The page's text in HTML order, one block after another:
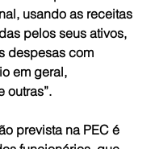
usando as receitas
pelos seus ativos,
despesas com
em geral,
outras”.
prevista na PEC é